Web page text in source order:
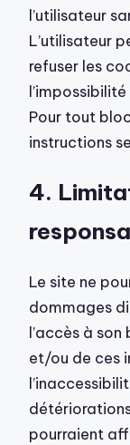
l’utilisateur
L’utilisateur
refuser les
Pour tout
instructions
4.
Le site ne
dommages
l’accès à
et/ou de ces
pourraient